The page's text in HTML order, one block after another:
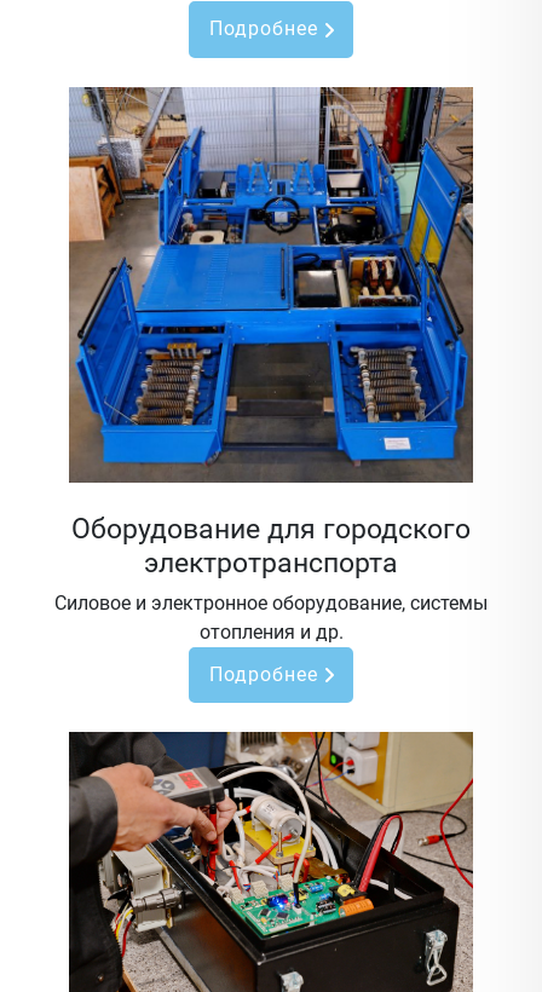
Подробнее
Оборудование для городского
электротранспорта
Силовое и электронное оборудование, системы
отопления и др.
Подробнее